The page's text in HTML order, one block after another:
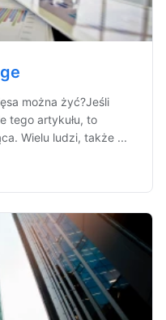
można żyć?Jeśli
tego artykułu, to
Wielu ludzi, także ...